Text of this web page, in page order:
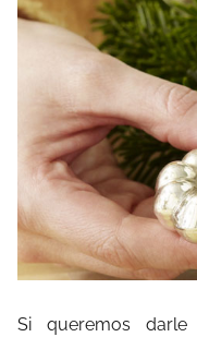
Si queremos